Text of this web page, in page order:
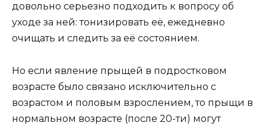
довольно серьезно подходить к вопросу об
уходе за ней: тонизировать её, ежедневно
очищать и следить за её состоянием.
Но если явление прыщей в подростковом
возрасте было связано исключительно с
возрастом и половым взрослением, то прыщи в
нормальном возрасте (после 20-ти) могут